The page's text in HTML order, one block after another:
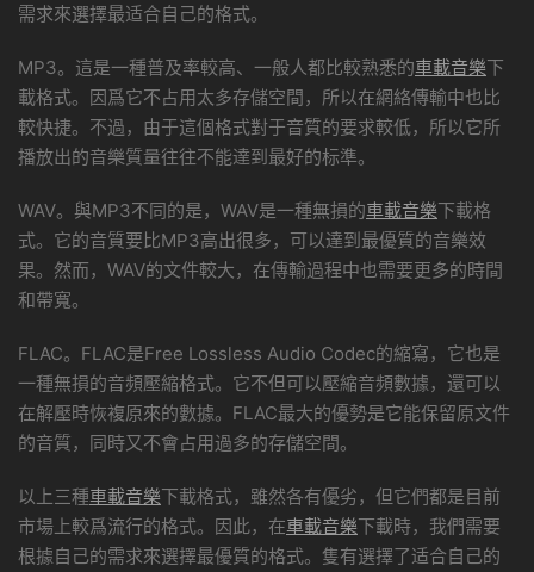
需求來選擇最适合自己的格式。
MP3。這是一種普及率較高、一般人都比較熟悉的車載音樂下
載格式。因爲它不占用太多存儲空間，所以在網絡傳輸中也比
較快捷。不過，由于這個格式對于音質的要求較低，所以它所
播放出的音樂質量往往不能達到最好的标準。
WAV。與MP3不同的是，WAV是一種無損的車載音樂下載格
式。它的音質要比MP3高出很多，可以達到最優質的音樂效
果。然而，WAV的文件較大，在傳輸過程中也需要更多的時間
和帶寬。
FLAC。FLAC是Free Lossless Audio Codec的縮寫，它也是
一種無損的音頻壓縮格式。它不但可以壓縮音頻數據，還可以
在解壓時恢複原來的數據。FLAC最大的優勢是它能保留原文件
的音質，同時又不會占用過多的存儲空間。
以上三種車載音樂下載格式，雖然各有優劣，但它們都是目前
市場上較爲流行的格式。因此，在車載音樂下載時，我們需要
根據自己的需求來選擇最優質的格式。隻有選擇了适合自己的